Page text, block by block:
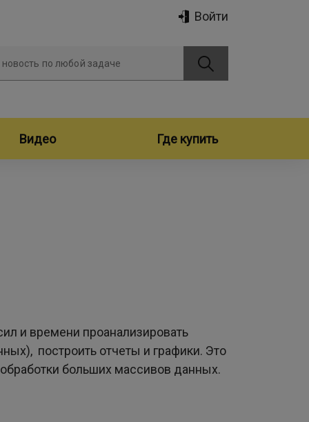
Войти
по любой задаче
Видео Где купить
и времени проанализировать
построить отчеты и графики. Это
больших массивов данных.